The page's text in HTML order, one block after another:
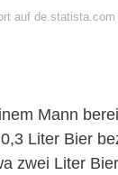
auf de.statista.com
Mann
Liter Bier
zwei Liter